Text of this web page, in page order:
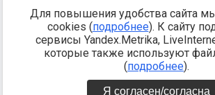
Для повышения удобства сайта
cookies (подробнее). К сайту
сервисы Yandex.Metrika,
которые также используют
(подробнее).
Я согласен/согласна